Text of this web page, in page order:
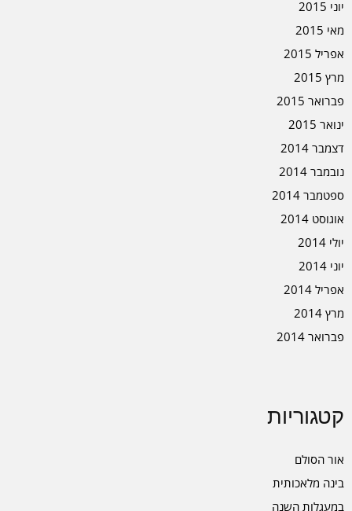
יוני 2015
מאי 2015
אפריל 2015
מרץ 2015
פברואר 2015
ינואר 2015
דצמבר 2014
נובמבר 2014
ספטמבר 2014
אוגוסט 2014
יולי 2014
יוני 2014
אפריל 2014
מרץ 2014
פברואר 2014
קטגוריות
אור הסולם
בינה מלאכותית
במעגלות השנה